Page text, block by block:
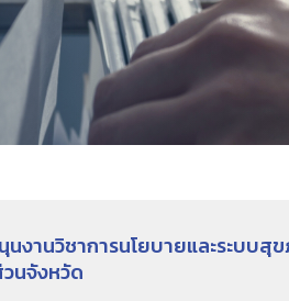
งานวิชาการนโยบายและระบบสุ
นจังหวัด